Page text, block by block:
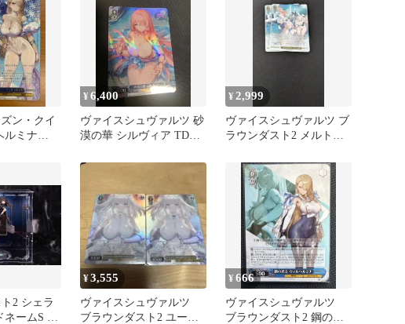
ン・クイ
ルミナ
¥6,400
ヴァイスシュヴァルツ 砂
漠の華 シルヴィア TDP
¥ 2,999
ヴァイスシュヴァルツ ブ
ラウンダスト2 メルトダ
2 シェラ
ームS ア
¥3,555
ヴァイスシュヴァルツ
ブラウンダスト2 ユース
¥666
ヴァイスシュヴァルツ
ブラウンダスト2 鋼の君